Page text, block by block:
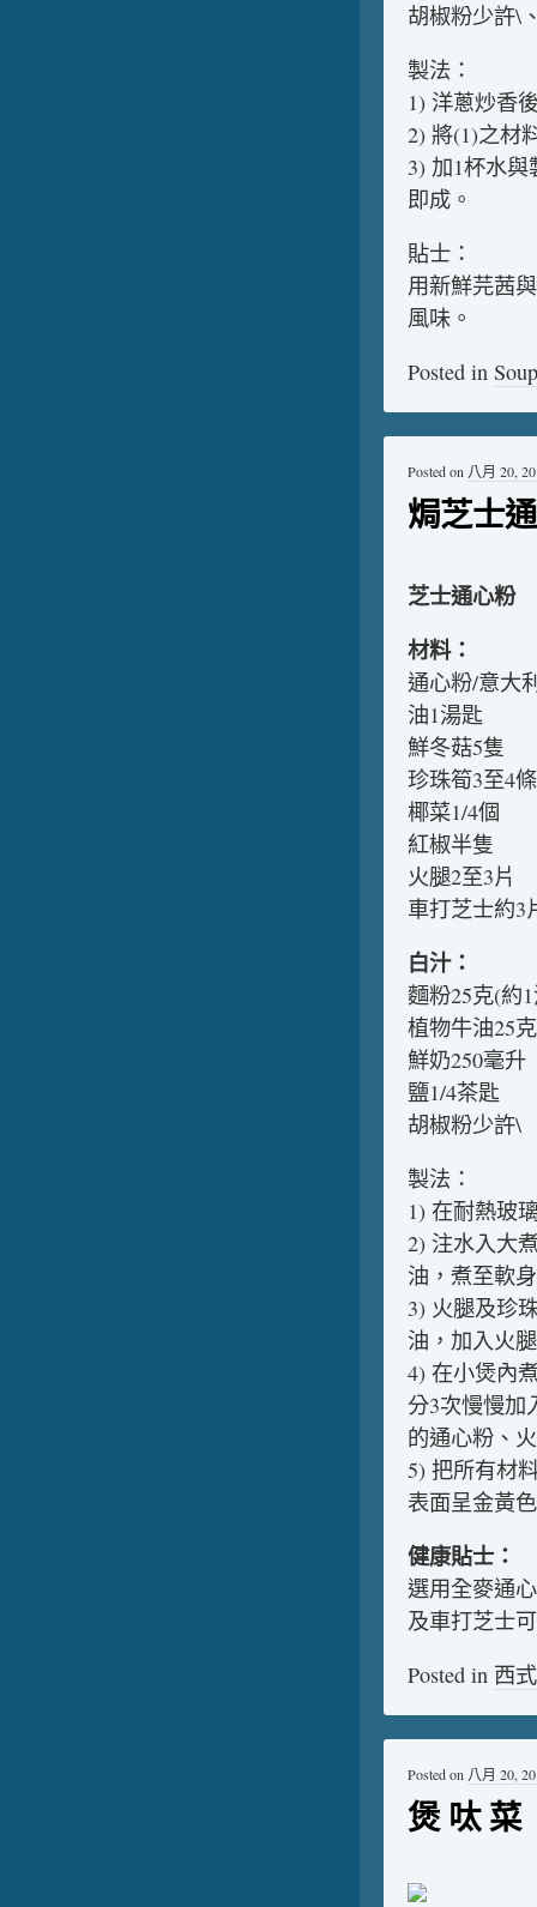
胡椒粉少許\
製法：
1) 洋蔥炒香
2) 將(1)之材
3) 加1杯水
即成。
貼士：
用新鮮芫茜
風味。
Posted in Soup
焗芝士
Posted on 八月 20,
芝士通心粉
材料：
通心粉/意大
油1湯匙
鮮冬菇5隻
珍珠筍3至4條
椰菜1/4個
紅椒半隻
火腿2至3片
車打芝士約3
白汁：
麵粉25克(約
植物牛油25
鮮奶250毫升
鹽1/4茶匙
胡椒粉少許\
製法：
1) 在耐熱玻
2) 注水入大
油，煮至軟
3) 火腿及珍
油，加入火
4) 在小煲內
分3次慢慢加
的通心粉、
5) 把所有材
表面呈金黃
健康貼士：
選用全麥通
及車打芝士
Posted in 西
煲 呔 菜
Posted on 八月 20,